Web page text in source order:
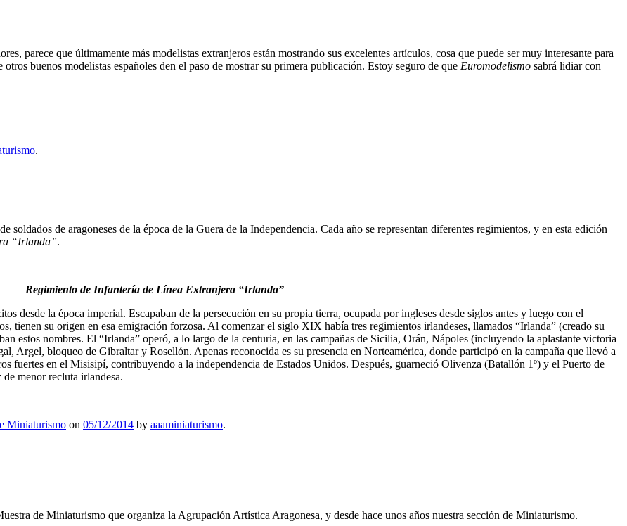
parece que últimamente más modelistas extranjeros están mostrando sus excelentes artículos, cosa que puede ser muy interesante para
buenos modelistas españoles den el paso de mostrar su primera publicación. Estoy seguro de que Euromodelismo sabrá lidiar con
.
soldados de aragoneses de la época de la Guera de la Independencia. Cada año se representan diferentes regimientos, y en esta edición
“Irlanda”.
Regimiento de Infantería de Línea Extranjera “Irlanda”
desde la época imperial. Escapaban de la persecución en su propia tierra, ocupada por ingleses desde siglos antes y luego con el
tienen su origen en esa emigración forzosa. Al comenzar el siglo XIX había tres regimientos irlandeses, llamados “Irlanda” (creado su
estos nombres. El “Irlanda” operó, a lo largo de la centuria, en las campañas de Sicilia, Orán, Nápoles (incluyendo la aplastante victoria
Argel, bloqueo de Gibraltar y Rosellón. Apenas reconocida es su presencia en Norteamérica, donde participó en la campaña que llevó a
fuertes en el Misisipí, contribuyendo a la independencia de Estados Unidos. Después, guarneció Olivenza (Batallón 1º) y el Puerto de
menor recluta irlandesa.
Miniaturismo on 05/12/2014 by aaaminiaturismo.
de Miniaturismo que organiza la Agrupación Artística Aragonesa, y desde hace unos años nuestra sección de Miniaturismo.